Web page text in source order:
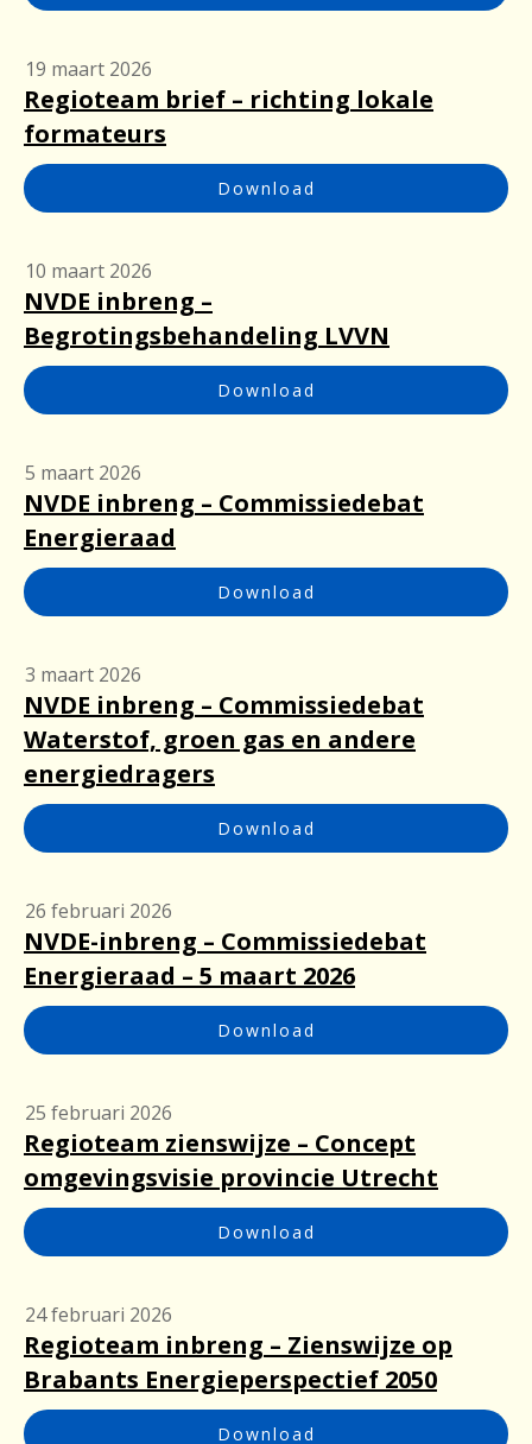
19 maart 2026
Regioteam brief – richting lokale
formateurs
Download
10 maart 2026
NVDE inbreng –
Begrotingsbehandeling LVVN
Download
5 maart 2026
NVDE inbreng – Commissiedebat
Energieraad
Download
3 maart 2026
NVDE inbreng – Commissiedebat
Waterstof, groen gas en andere
energiedragers
Download
26 februari 2026
NVDE-inbreng – Commissiedebat
Energieraad – 5 maart 2026
Download
25 februari 2026
Regioteam zienswijze – Concept
omgevingsvisie provincie Utrecht
Download
24 februari 2026
Regioteam inbreng – Zienswijze op
Brabants Energieperspectief 2050
Download